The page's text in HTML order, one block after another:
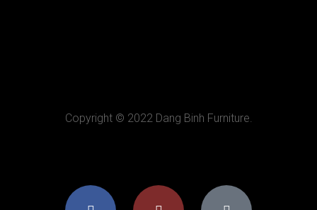
Copyright © 2022 Dang Binh Furniture.